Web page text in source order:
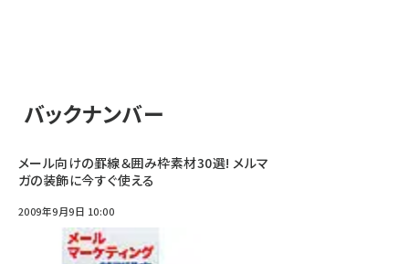
バックナンバー
メール向けの罫線＆囲み枠素材30選! メルマ
ガの装飾に今すぐ使える
2009年9月9日 10:00